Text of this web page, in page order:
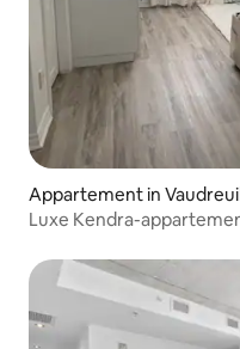
Appartement in
Luxe Kendra-